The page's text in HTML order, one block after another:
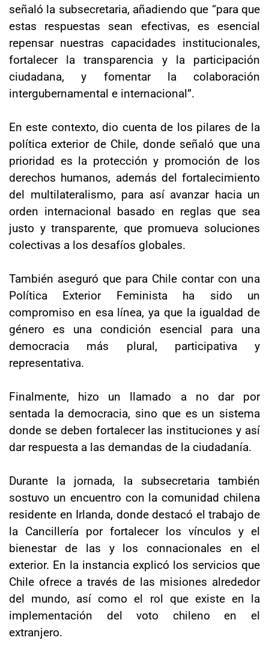
señaló la subsecretaria, añadiendo que “para que
estas respuestas sean efectivas, es esencial
repensar nuestras capacidades institucionales,
fortalecer la transparencia y la participación
ciudadana, y fomentar la colaboración
intergubernamental e internacional”.
En este contexto, dio cuenta de los pilares de la
política exterior de Chile, donde señaló que una
prioridad es la protección y promoción de los
derechos humanos, además del fortalecimiento
del multilateralismo, para así avanzar hacia un
orden internacional basado en reglas que sea
justo y transparente, que promueva soluciones
colectivas a los desafíos globales.
También aseguró que para Chile contar con una
Política Exterior Feminista ha sido un
compromiso en esa línea, ya que la igualdad de
género es una condición esencial para una
democracia más plural, participativa y
representativa.
Finalmente, hizo un llamado a no dar por
sentada la democracia, sino que es un sistema
donde se deben fortalecer las instituciones y así
dar respuesta a las demandas de la ciudadanía.
Durante la jornada, la subsecretaria también
sostuvo un encuentro con la comunidad chilena
residente en Irlanda, donde destacó el trabajo de
la Cancillería por fortalecer los vínculos y el
bienestar de las y los connacionales en el
exterior. En la instancia explicó los servicios que
Chile ofrece a través de las misiones alrededor
del mundo, así como el rol que existe en la
implementación del voto chileno en el
extranjero.